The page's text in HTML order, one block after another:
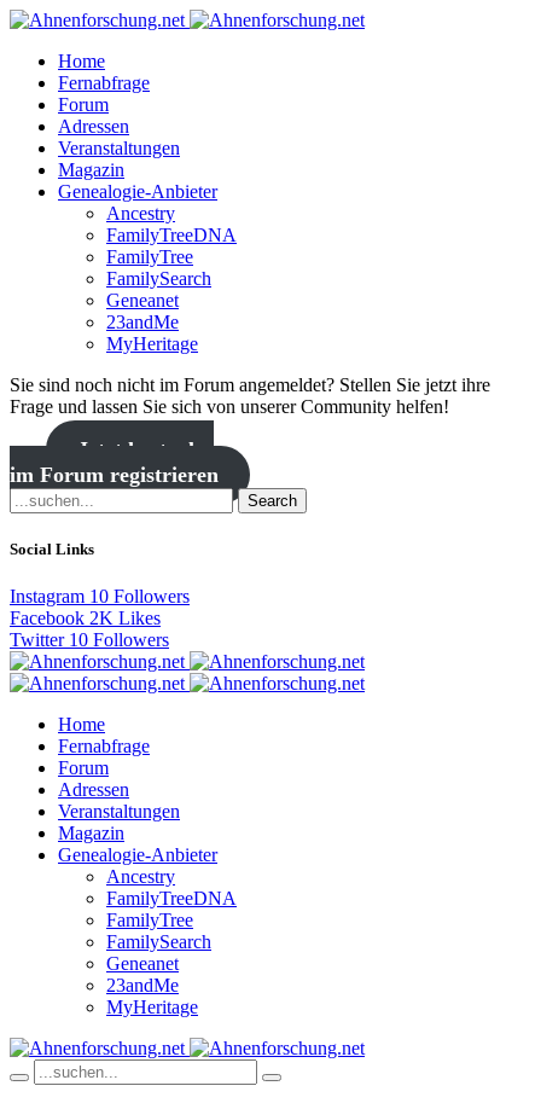
Home
Fernabfrage
Forum
Adressen
Veranstaltungen
Magazin
Genealogie-Anbieter
Ancestry
FamilyTreeDNA
FamilyTree
FamilySearch
Geneanet
23andMe
MyHeritage
Sie sind noch nicht im Forum angemeldet? Stellen Sie jetzt ihre
Frage und lassen Sie sich von unserer Community helfen!
Jetzt kostenlos
im Forum registrieren
Search
Social Links
Instagram 10 Followers
Facebook 2K Likes
Twitter 10 Followers
Home
Fernabfrage
Forum
Adressen
Veranstaltungen
Magazin
Genealogie-Anbieter
Ancestry
FamilyTreeDNA
FamilyTree
FamilySearch
Geneanet
23andMe
MyHeritage